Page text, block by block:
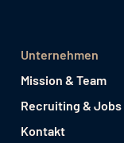
Unternehmen
Mission & Team
Recruiting & Jobs
Kontakt